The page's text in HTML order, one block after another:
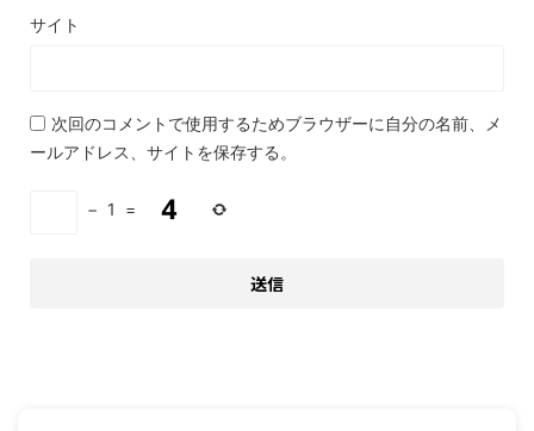
サイト
次回のコメントで使用するためブラウザーに自分の名前、メ
ールアドレス、サイトを保存する。
− 1 =